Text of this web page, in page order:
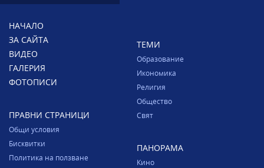
НАЧАЛО
ЗА САЙТА
ВИДЕО
ГАЛЕРИЯ
ФОТОПИСИ
ПРАВНИ СТРАНИЦИ
Общи условия
Бисквитки
Политика на ползване
ТЕМИ
Образование
Икономика
Религия
Общество
Свят
ПАНОРАМА
Кино